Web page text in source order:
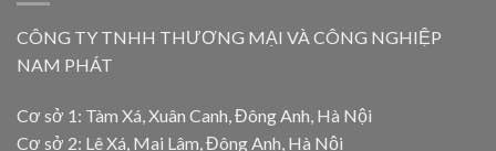
CÔNG TY TNHH THƯƠNG MẠI VÀ CÔNG NGHIỆP
NAM PHÁT
Cơ sở 1: Tàm Xá, Xuân Canh, Đông Anh, Hà Nội
Cơ sở 2: Lê Xá, Mai Lâm, Đông Anh, Hà Nội